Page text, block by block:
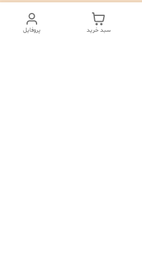
پروفایل سبد خرید